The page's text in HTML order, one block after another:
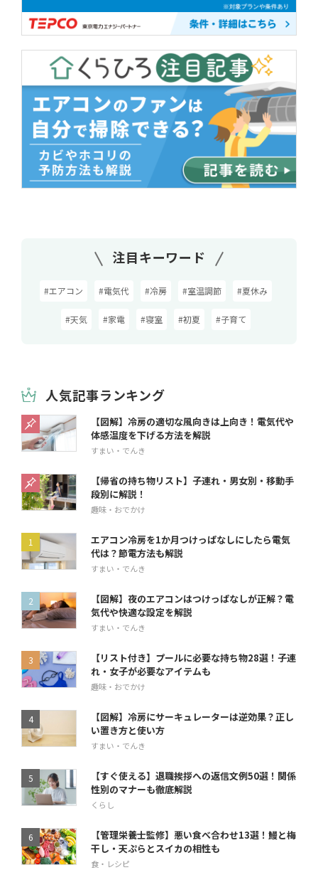
注目キーワード
#エアコン #電気代 #冷房 #室温調節 #夏休み
#天気 #家電 #寝室 #初夏 #子育て
人気記事ランキング
【図解】冷房の適切な風向きは上向き！電気代や
体感温度を下げる方法を解説
すまい・でんき
【帰省の持ち物リスト】子連れ・男女別・移動手
段別に解説！
趣味・おでかけ
エアコン冷房を1か月つけっぱなしにしたら電気
代は？節電方法も解説
すまい・でんき
【図解】夜のエアコンはつけっぱなしが正解？電
気代や快適な設定を解説
すまい・でんき
【リスト付き】プールに必要な持ち物28選！子連
れ・女子が必要なアイテムも
趣味・おでかけ
【図解】冷房にサーキュレーターは逆効果？正し
い置き方と使い方
すまい・でんき
【すぐ使える】退職挨拶への返信文例50選！関係
性別のマナーも徹底解説
くらし
【管理栄養士監修】悪い食べ合わせ13選！鰻と梅
干し・天ぷらとスイカの相性も
食・レシピ